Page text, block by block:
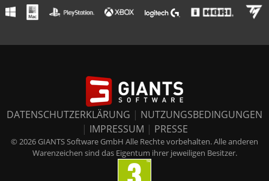
DATENSCHUTZERKLÄRUNG | NUTZUNGSBEDINGUNGEN
| IMPRESSUM | PRESSE
© 2026 GIANTS Software GmbH Alle Rechte vorbehalten. Alle anderen
Warenzeichen sind das Eigentum ihrer jeweiligen Besitzer.